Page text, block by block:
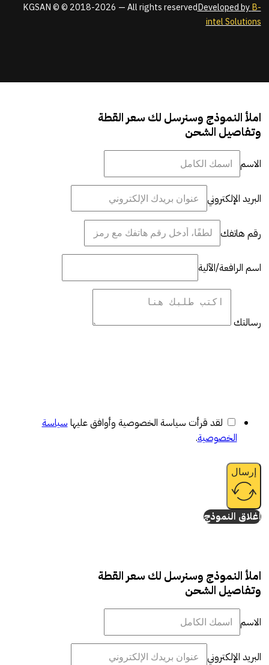
KGSAN © © 2018-2026 — All rights reservedDeveloped byB-
intel Solutions
املأ النموذج وسنرسل لك سعر القطة
وتفاصيل الشحن
الاسم
البريد الإلكتروني
رقم هاتفك
اسم الرافعة/الآلية
رسالتك
لقد قرأت سياسة الخصوصية وأوافق عليها سياسة
الخصوصية.
إرسال
إغلاق النموذج
املأ النموذج وسنرسل لك سعر القطة
وتفاصيل الشحن
الاسم
البريد الإلكتروني